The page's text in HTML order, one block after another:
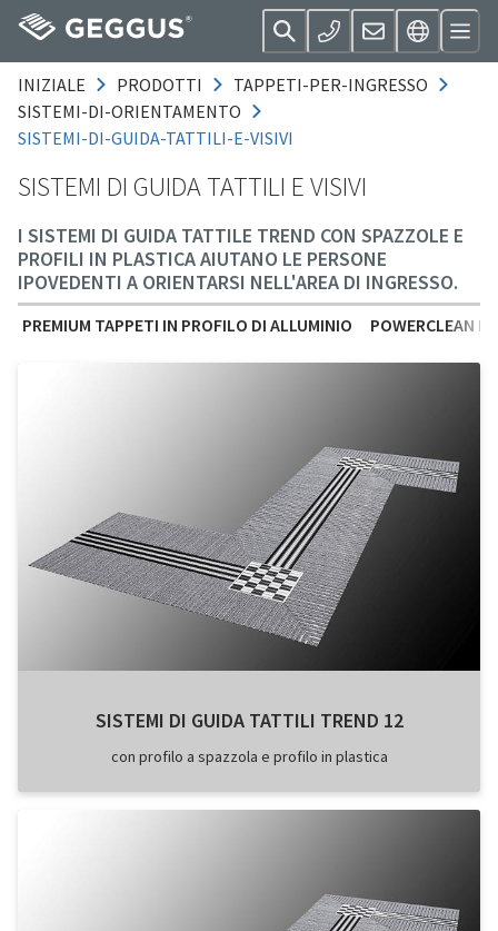
INIZIALE PRODOTTI
TAPPETI-PER-INGRESSO
SISTEMI-DI-ORIENTAMENTO
SISTEMI-DI-GUIDA-TATTILI-E-VISIVI
SISTEMI DI GUIDA TATTILI E VISIVI
I SISTEMI DI GUIDA TATTILE TREND CON SPAZZOLE E
PROFILI IN PLASTICA AIUTANO LE PERSONE
IPOVEDENTI A ORIENTARSI NELL'AREA DI INGRESSO.
PREMIUM TAPPETI IN PROFILO DI ALLUMINIO POWERCLEAN
SISTEMI DI GUIDA TATTILI TREND 12
con profilo a spazzola e profilo in plastica